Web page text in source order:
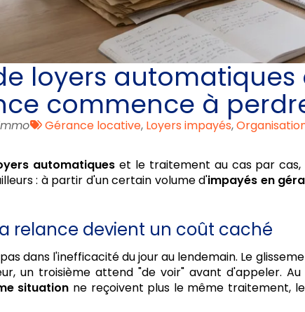
loyers automatiques
commence à
Tags
Gérance locative, Loyers impayés,
automatiques et le traitement au cas par cas,
: à partir d'un certain volume d'impayés en
relance devient un coût caché
dans l'inefficacité du jour au lendemain. Le
un troisième attend "de voir" avant d'appeler.
situation ne reçoivent plus le même traitement,